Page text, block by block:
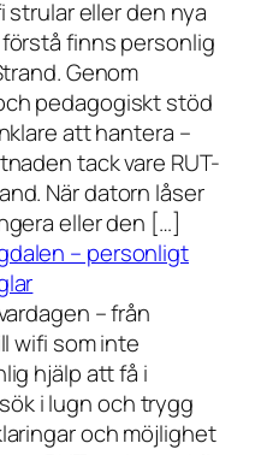
strular eller den nya
finns personlig
Genom
pedagogiskt stöd
att hantera –
tack vare RUT-
När datorn låser
eller den […]
– personligt
– från
wifi som inte
hjälp att få i
i lugn och trygg
och möjlighet